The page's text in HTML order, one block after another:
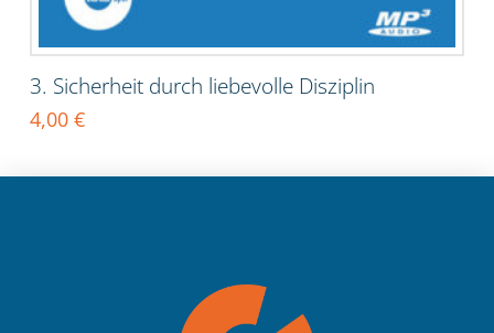
3. Sicherheit durch liebevolle Disziplin
4,00 €